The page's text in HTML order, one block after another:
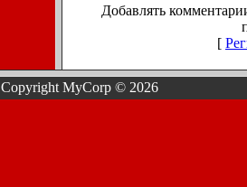
Добавлять
[
Copyright MyCorp © 2026